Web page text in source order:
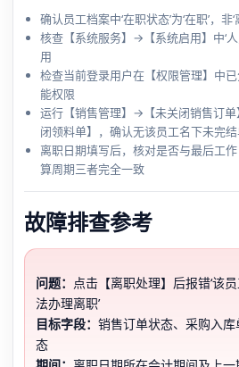
确认员工档案中‘在职状态’为‘在职’，非‘
核查【系统服务】→【系统启用】中‘
用
检查当前登录用户在【权限管理】中已
能权限
运行【销售管理】→【未关闭销售订
闭领料单】，确认无该员工名下未完
离职日期填写后，核对是否与最后工
算周期三者完全一致
故障排查参考
问题： 点击【离职处理】后报错‘该
法办理离职’
目标字段： 销售订单状态、采购入
态